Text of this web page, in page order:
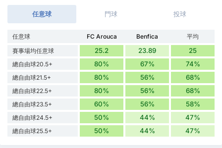
任意球 門球 投球
任意球 FC Arouca Benfica
平均
賽事場均任意球
25.2 23.89 25
總自由球20.5+ 80% 67% 74%
總自由球21.5+ 80% 56% 68%
總自由球22.5+ 80% 56% 68%
總自由球23.5+ 60% 56% 58%
總自由球24.5+ 50% 44% 47%
總自由球25.5+ 50% 44% 47%